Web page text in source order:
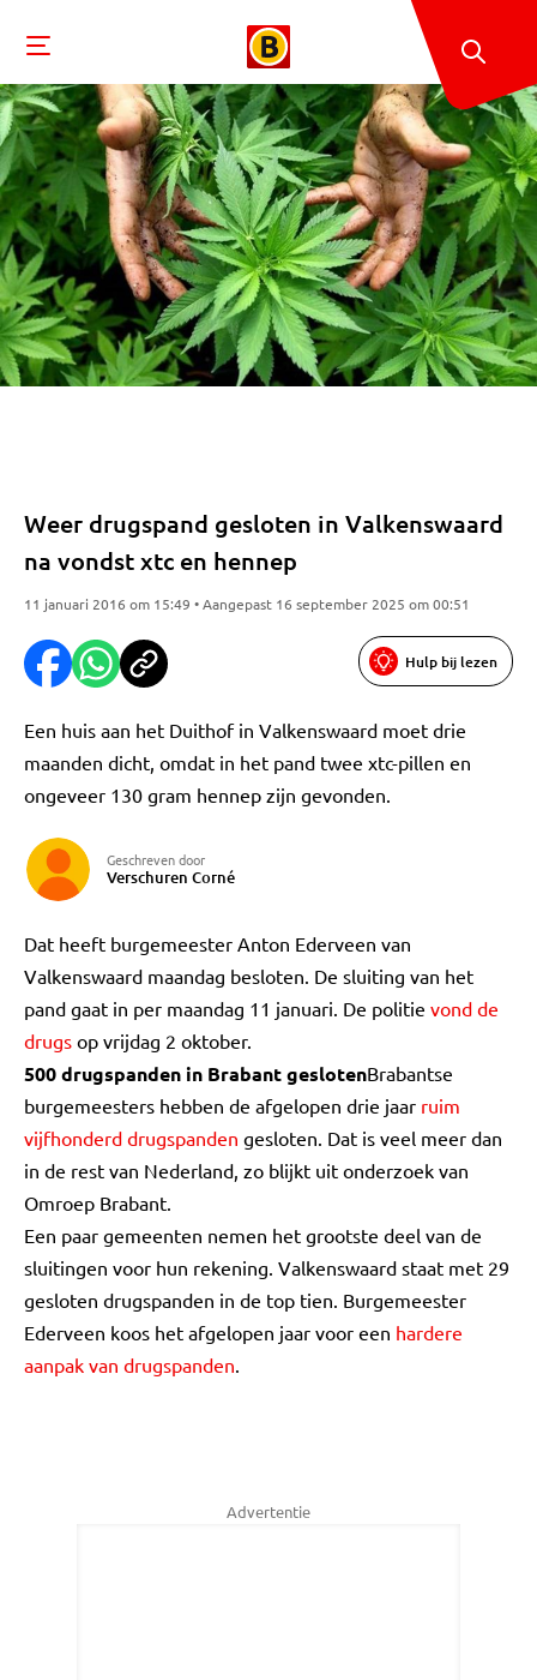
Weer drugspand gesloten in Valkenswaard
na vondst xtc en hennep
11 januari 2016 om 15:49 • Aangepast 16 september 2025 om 00:51
Hulp bij lezen
Een huis aan het Duithof in Valkenswaard moet drie
maanden dicht, omdat in het pand twee xtc-pillen en
ongeveer 130 gram hennep zijn gevonden.
Geschreven door
Verschuren Corné
Dat heeft burgemeester Anton Ederveen van
Valkenswaard maandag besloten. De sluiting van het
pand gaat in per maandag 11 januari. De politie vond de
drugs op vrijdag 2 oktober.
500 drugspanden in Brabant geslotenBrabantse
burgemeesters hebben de afgelopen drie jaar ruim
vijfhonderd drugspanden gesloten. Dat is veel meer dan
in de rest van Nederland, zo blijkt uit onderzoek van
Omroep Brabant.
Een paar gemeenten nemen het grootste deel van de
sluitingen voor hun rekening. Valkenswaard staat met 29
gesloten drugspanden in de top tien. Burgemeester
Ederveen koos het afgelopen jaar voor een hardere
aanpak van drugspanden.
Advertentie